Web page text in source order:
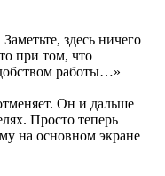
здесь ничего
при том, что
работы…»
Он и дальше
Просто теперь
на основном экране